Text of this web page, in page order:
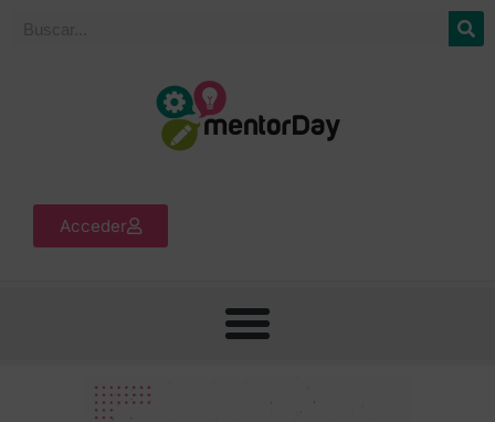
Acceder